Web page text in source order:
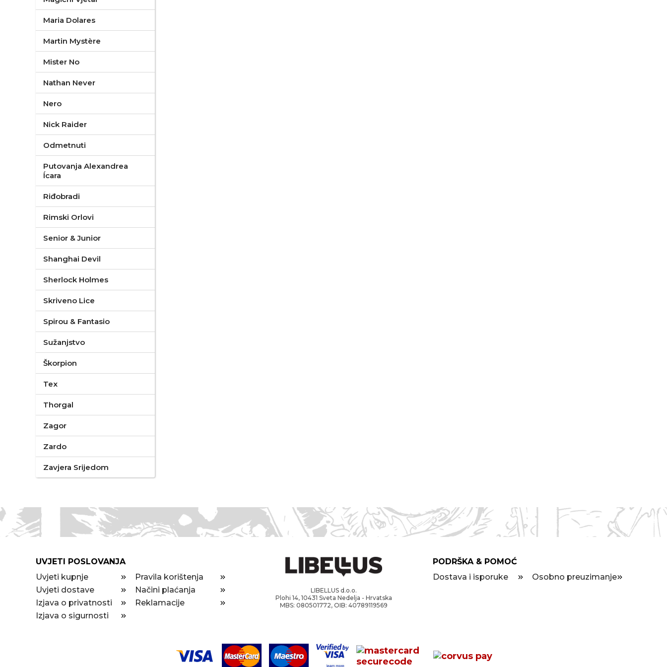
Maria Dolares
Martin Mystère
Mister No
Nathan Never
Nero
Nick Raider
Odmetnuti
Putovanja Alexandrea
Ícara
Riđobradi
Rimski Orlovi
Senior & Junior
Shanghai Devil
Sherlock Holmes
Skriveno Lice
Spirou & Fantasio
Sužanjstvo
Škorpion
Tex
Thorgal
Zagor
Zardo
Zavjera Srijedom
UVJETI POSLOVANJA
Uvjeti kupnje
Pravila korištenja
Uvjeti dostave
Načini plaćanja
Izjava o privatnosti
Reklamacije
Izjava o sigurnosti
LIBELLUS d.o.o.
Plohi 14, 10431 Sveta Nedelja - Hrvatska
MBS: 080501772, OIB: 40789119569
PODRŠKA & POMOĆ
Dostava i isporuke
Osobno preuzimanje